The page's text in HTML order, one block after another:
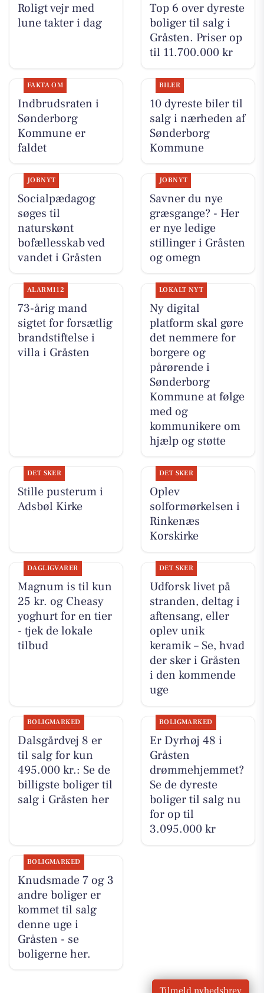
Roligt vejr med
lune takter i dag
Top 6 over dyreste
boliger til salg i
Gråsten. Priser op
til 11.700.000 kr
FAKTA OM
Indbrudsraten i
Sønderborg
Kommune er
faldet
BILER
10 dyreste biler til
salg i nærheden af
Sønderborg
Kommune
JOBNYT
Socialpædagog
søges til
naturskønt
bofællesskab ved
vandet i Gråsten
JOBNYT
Savner du nye
græsgange? - Her
er nye ledige
stillinger i Gråsten
og omegn
ALARM112
73-årig mand
sigtet for forsætlig
brandstiftelse i
villa i Gråsten
LOKALT NYT
Ny digital
platform skal gøre
det nemmere for
borgere og
pårørende i
Sønderborg
Kommune at følge
med og
kommunikere om
hjælp og støtte
DET SKER
Stille pusterum i
Adsbøl Kirke
DET SKER
Oplev
solformørkelsen i
Rinkenæs
Korskirke
DAGLIGVARER
Magnum is til kun
25 kr. og Cheasy
yoghurt for en tier
- tjek de lokale
tilbud
DET SKER
Udforsk livet på
stranden, deltag i
aftensang, eller
oplev unik
keramik – Se, hvad
der sker i Gråsten
i den kommende
uge
BOLIGMARKED
Dalsgårdvej 8 er
til salg for kun
495.000 kr.: Se de
billigste boliger til
salg i Gråsten her
BOLIGMARKED
Er Dyrhøj 48 i
Gråsten
drømmehjemmet?
Se de dyreste
boliger til salg nu
for op til
3.095.000 kr
BOLIGMARKED
Knudsmade 7 og 3
andre boliger er
kommet til salg
denne uge i
Gråsten - se
boligerne her.
Tilmeld nyhedsbrev